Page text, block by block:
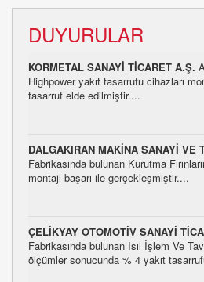
DUYURULAR
KORMETAL SANAYİ TİCARET A.Ş.
Highpower yakıt tasarrufu cihazları
tasarruf elde edilmiştir....
DALGAKIRAN MAKİNA SANAYİ VE
Fabrikasında bulunan Kurutma
montajı başarı ile gerçekleşmiştir....
ÇELİKYAY OTOMOTİV SANAYİ
Fabrikasında bulunan Isıl İşlem Ve Tav
ölçümler sonucunda % 4 yakıt